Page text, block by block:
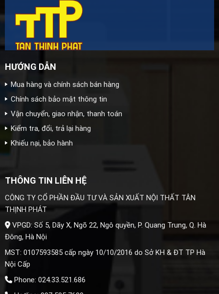
HƯỚNG DẪN
Mua hàng và chính sách bán hàng
Chính sách bảo mật thông tin
Vận chuyển, giao nhận, thanh toán
Kiểm tra, đổi, trả lại hàng
Khiếu nại, bảo hành
THÔNG TIN LIÊN HỆ
CÔNG TY CỔ PHẦN ĐẦU TƯ VÀ SẢN XUẤT NỘI THẤT TÂN
THỊNH PHÁT
VPGD: Số 5, Dãy X, Ngõ 22, Ngô quyền, P. Quang Trung, Q. Hà
Đông, Hà Nội
MST: 0107593585 cấp ngày 10/10/2016 do Sở KH & ĐT TP Hà
Nội Cấp
Phone: 024.33.521.686